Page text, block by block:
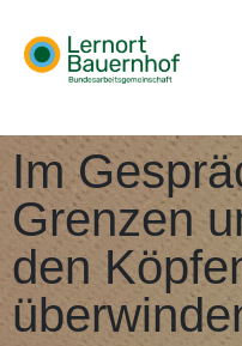
Im
Grenzen
den